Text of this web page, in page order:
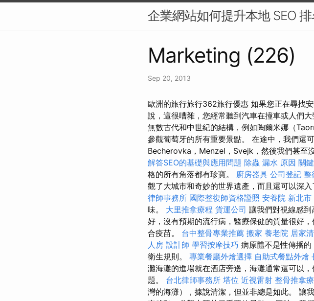
企業網站如何提升本地 SEO
Marketing (226)
Sep 20, 2013
歐洲的旅行旅行362旅行優惠 如果您正在尋找
說，這很嘈雜，您經常聽到汽車在撞車或人們
無數古代和中世紀的結構，例如陶爾米娜（
參觀葡萄牙的所有重要景點。 在途中，我們還
Becherovka，Menzel，Svejk，然後我們甚至
解答SEO的基礎與應用問題 除蟲 漏水 原因 關
格的所有角落都有珍寶。 廚房器具 公司登記 整
觀了大城市和奇妙的世界遺產，而且還可以深
律師事務所 國際整復師資格證照 安養院 新北市
味。 大里推拿療程 貨運公司 讓我們對視線感
好，沒有預期的流行病，醫療保健的質量很好
合疫苗。 台中整骨專業推薦 搬家 養老院 居家
人房 設計師 學習按摩技巧 病原體不是性傳播
衛生規則。 專業餐廳外燴選擇 自助式餐點外燴
灘海灘的進場就在酒店旁邊，海灘通常還可以
題。 台北律師事務所 塔位 近視雷射 整骨推拿
灣的海灘），據說清潔，但並非總是如此。 讓